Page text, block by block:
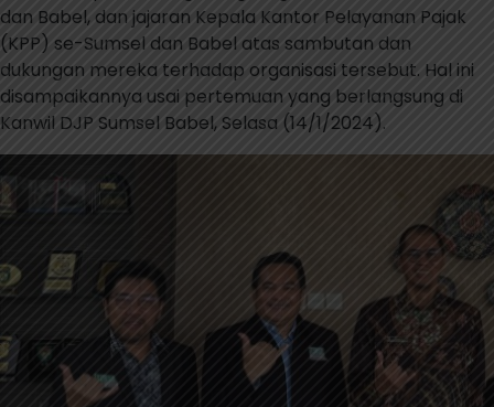
dan Babel, dan jajaran Kepala Kantor Pelayanan Pajak
(KPP) se-Sumsel dan Babel atas sambutan dan
dukungan mereka terhadap organisasi tersebut. Hal ini
disampaikannya usai pertemuan yang berlangsung di
Kanwil DJP Sumsel Babel, Selasa (14/1/2024).